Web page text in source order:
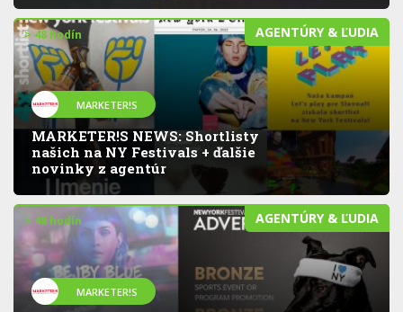
AGENTÚRY & ĽUDIA
> 48 hodín
MARKETER!S
MARKETER!S NEWS: Shortlisty
našich na NY Festivals + ďalšie
novinky z agentúr
AGENTÚRY & ĽUDIA
> 48 hodín
MARKETER!S